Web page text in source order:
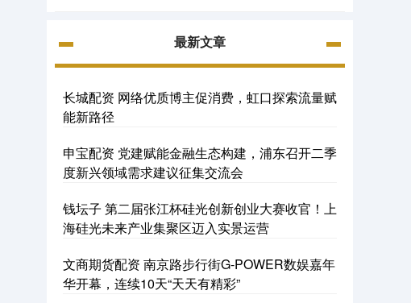
最新文章
长城配资 网络优质博主促消费，虹口探索流量赋
能新路径
申宝配资 党建赋能金融生态构建，浦东召开二季
度新兴领域需求建议征集交流会
钱坛子 第二届张江杯硅光创新创业大赛收官！上
海硅光未来产业集聚区迈入实景运营
文商期货配资 南京路步行街G-POWER数娱嘉年
华开幕，连续10天“天天有精彩”